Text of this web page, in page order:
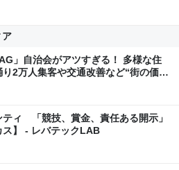
ア
」自治会がアツすぎる！ 多様な住
2万人集客や交通改善など“街の価値
ィ 「競技、賞金、責任ある開示」
ス】 - レバテックLAB